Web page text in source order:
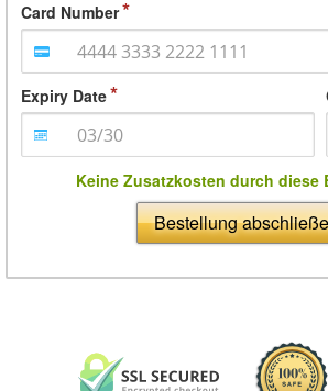
Card Number
Expiry Date
Keine Zusatzkosten durch diese
Bestellung